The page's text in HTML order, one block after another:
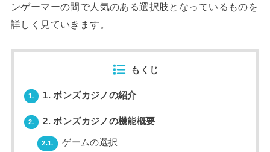
ンゲーマーの間で人気のある選択肢となっているものを
詳しく見ていきます。
もくじ
1. 1. ボンズカジノの紹介
2. 2. ボンズカジノの機能概要
2.1. ゲームの選択